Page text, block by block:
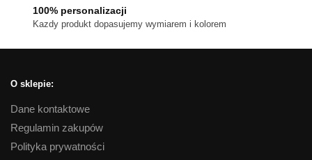
100% personalizacji
Kazdy produkt dopasujemy wymiarem i kolorem
O sklepie:
Dane kontaktowe
Regulamin zakupów
Polityka prywatności